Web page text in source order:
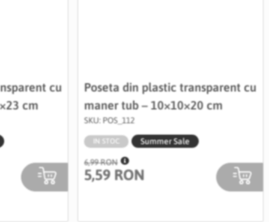
cu
cm
Poseta din plastic transparent cu
maner tub – 10×10×20 cm
SKU: POS_112
IN STOC Summer Sale
6,99 RON
5,59 RON